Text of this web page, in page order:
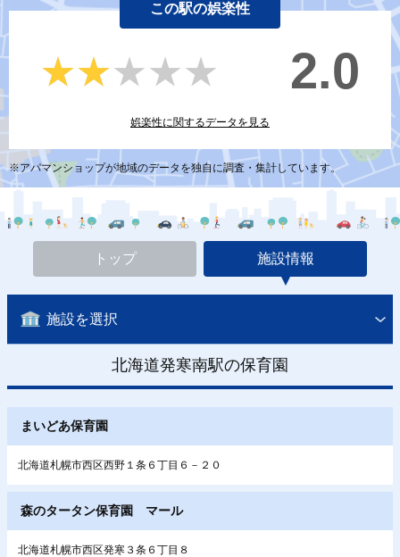
この駅の娯楽性
★★★★★
★★★★★ 2.0
娯楽性に関するデータを見る
※アパマンショップが地域のデータを独自に調査・集計しています。
トップ 施設情報
施設を選択
北海道発寒南駅の保育園
まいどあ保育園
北海道札幌市西区西野１条６丁目６－２０
森のタータン保育園 マール
北海道札幌市西区発寒３条６丁目８